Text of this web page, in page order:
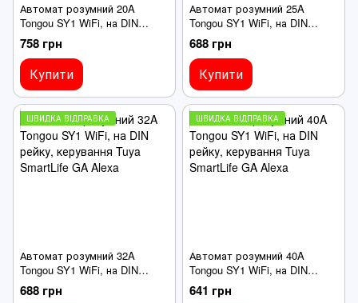
Автомат розумний 20A
Tongou SY1 WiFi, на DIN
рейку, керування Tuya
SmartLife GA Alexa
758 грн
Купити
Автомат розумний 25A
Tongou SY1 WiFi, на DIN
рейку, керування Tuya
SmartLife GA Alexa
688 грн
Купити
ШВИДКА ВІДПРАВКА
Автомат розумний 32A
Tongou SY1 WiFi, на DIN
рейку, керування Tuya
SmartLife GA Alexa
688 грн
ШВИДКА ВІДПРАВКА
Автомат розумний 40A
Tongou SY1 WiFi, на DIN
рейку, керування Tuya
SmartLife GA Alexa
641 грн